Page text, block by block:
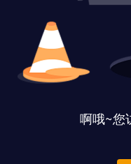
啊哦~您